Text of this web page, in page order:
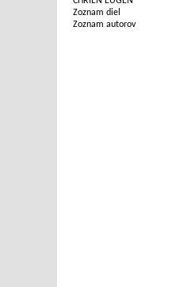
Zoznam diel
Zoznam autorov